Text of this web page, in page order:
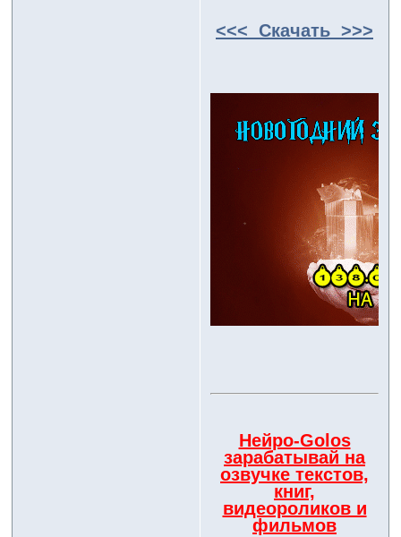
<<< Скачать >>>
Нейро-Golos
зарабатывай на
озвучке текстов,
книг,
видеороликов и
фильмов